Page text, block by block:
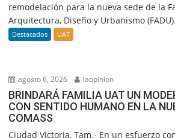
remodelación para la nueva sede de la
Arquitectura, Diseño y Urbanismo
Destacados UAT
agosto 6, 2026 laopinion
BRINDARÁ FAMILIA UAT UN
CON SENTIDO HUMANO EN LA
COMASS
Ciudad Victoria, Tam.- En un esfuerzo